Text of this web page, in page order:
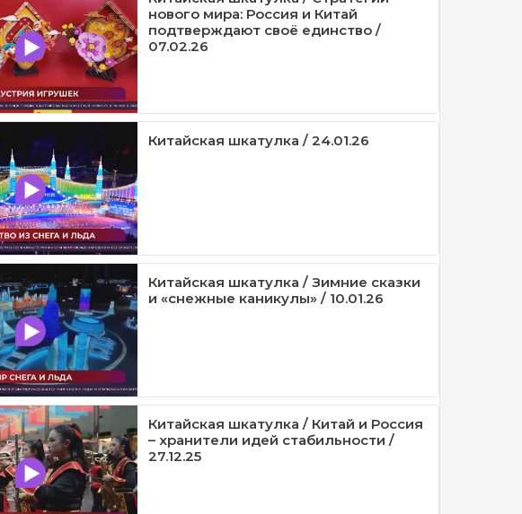
нового мира: Россия и Китай
подтверждают своё единство /
07.02.26
Китайская шкатулка / 24.01.26
Китайская шкатулка / Зимние сказки
и «снежные каникулы» / 10.01.26
Китайская шкатулка / Китай и Россия
– хранители идей стабильности /
27.12.25